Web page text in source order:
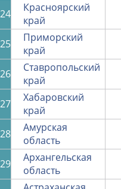
24
Красноярский
край
25
Приморский
край
26
Ставропольский
край
27
Хабаровский
край
28
Амурская
область
29
Архангельская
область